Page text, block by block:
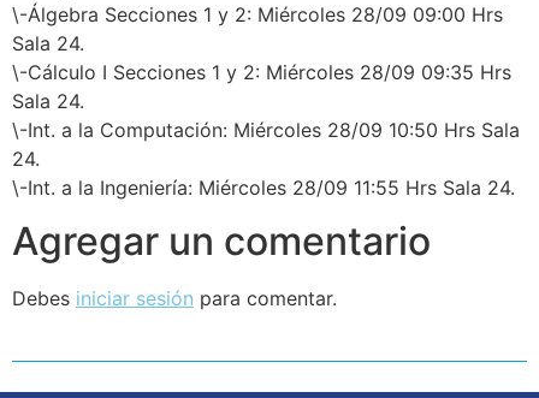
\-Álgebra Secciones 1 y 2: Miércoles 28/09 09:00 Hrs
Sala 24.
\-Cálculo I Secciones 1 y 2: Miércoles 28/09 09:35 Hrs
Sala 24.
\-Int. a la Computación: Miércoles 28/09 10:50 Hrs Sala
24.
\-Int. a la Ingeniería: Miércoles 28/09 11:55 Hrs Sala 24.
Agregar un comentario
Debes iniciar sesión para comentar.